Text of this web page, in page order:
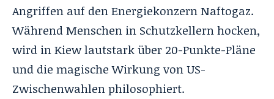
Angriffen auf den Energiekonzern Naftogaz.
Während Menschen in Schutzkellern hocken,
wird in Kiew lautstark über 20-Punkte-Pläne
und die magische Wirkung von US-
Zwischenwahlen philosophiert.